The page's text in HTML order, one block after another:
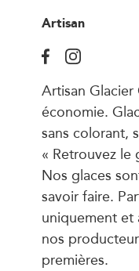
Artisan
Artisan Glacier
économie.
sans colorant,
« Retrouvez
Nos glaces
savoir faire.
uniquement et
nos
premières.